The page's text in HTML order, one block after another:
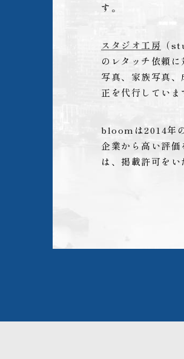
す。
スタジオ工房 （
のレタッチ依頼
写真、家族写真
正を代行していま
bloomは2014年
企業から高い評
は、掲載許可をい